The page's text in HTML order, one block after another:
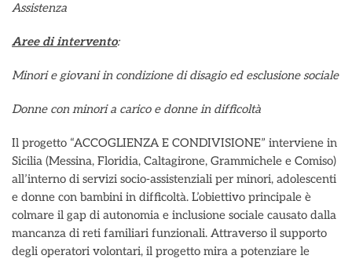
Assistenza
Aree di intervento:
Minori e giovani in condizione di disagio ed esclusione sociale
Donne con minori a carico e donne in difficoltà
Il progetto “ACCOGLIENZA E CONDIVISIONE” interviene in
Sicilia (Messina, Floridia, Caltagirone, Grammichele e Comiso)
all’interno di servizi socio-assistenziali per minori, adolescenti
e donne con bambini in difficoltà. L’obiettivo principale è
colmare il gap di autonomia e inclusione sociale causato dalla
mancanza di reti familiari funzionali. Attraverso il supporto
degli operatori volontari, il progetto mira a potenziare le